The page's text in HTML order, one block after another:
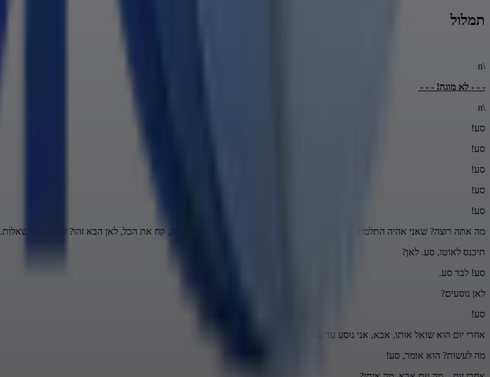
תמלול
\n
- - - לא מוגה! - - -
\n
סע!
סע!
סע!
סע!
סע!
מה אתה רוצה? שאני אהיה התלמיד החכם. אם אבא יגיד היום לבן שלו, קח את המזוודה, קח את הכל, לאן הבא זהו? ששש, בלי שאלות.
תיכנס לאוטו, סע. לאן?
סע! לבד סע.
לאן נוסעים?
סע!
אחרי יום הוא שואל אותו, אבא, אני נוסע עד עכשיו, עוד לא ישנתי.
מה לעשות? הוא אומר, סע!